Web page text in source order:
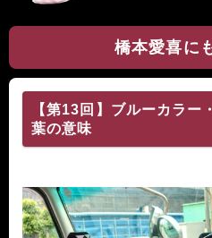
橋本愛喜に
【第13回】ブルーカラー
葉の意味